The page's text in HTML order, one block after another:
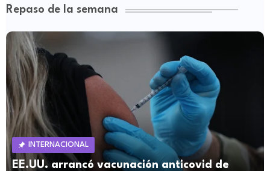
Repaso de la semana
INTERNACIONAL
EE.UU. arrancó vacunación anticovid de